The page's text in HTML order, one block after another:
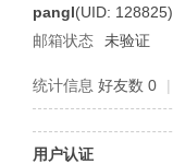
pangl(UID: 128825)
邮箱状态
未验证
统计信息 好友数 0 |
用户认证